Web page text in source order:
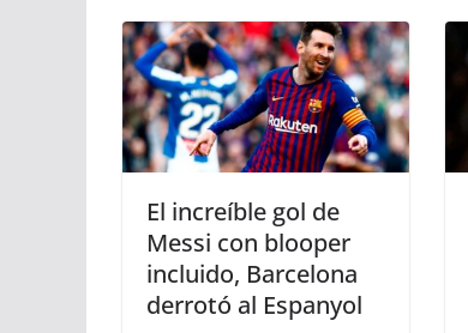
El increíble gol de
Messi con blooper
incluido, Barcelona
derrotó al Espanyol